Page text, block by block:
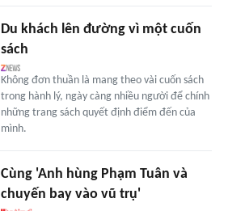
Du khách lên đường vì một cuốn
sách
Không đơn thuần là mang theo vài cuốn sách
trong hành lý, ngày càng nhiều người để chính
những trang sách quyết định điểm đến của
mình.
Cùng 'Anh hùng Phạm Tuân và
chuyến bay vào vũ trụ'